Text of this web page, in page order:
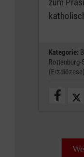
zum
Kategorie:
(Erzdiözese)